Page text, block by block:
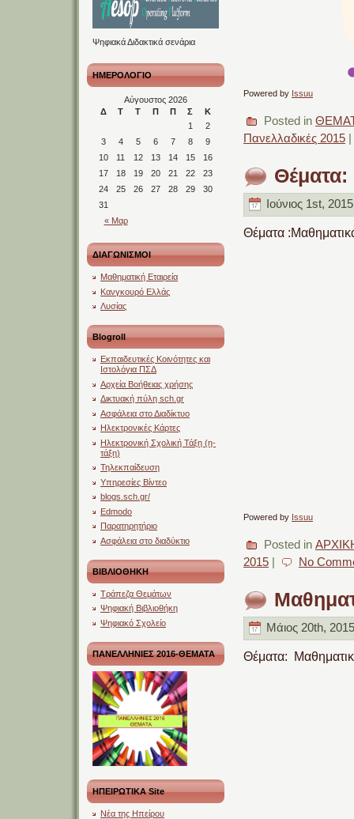
Ψηφιακά Διδακτικά σενάρια
ΗΜΕΡΟΛΟΓΙΟ
Αύγουστος 2026
Δ
Τ Τ Π Π Σ Κ
« Μαρ
1
2
3
4 5 6 7 8
9
10
11 12 13 14 15
16
17
18 19 20 21 22
23
24
25 26 27 28 29
30
31
ΔΙΑΓΩΝΙΣΜΟΙ
Μαθηματική Εταιρεία
Κανγκουρό Ελλάς
Λυσίας
Blogroll
Εκπαιδευτικές Κοινότητες και
Ιστολόγια ΠΣΔ
Αρχεία Βοήθειας χρήσης
Δικτυακή πύλη sch.gr
Ασφάλεια στο Διαδίκτυο
Ηλεκτρονικές Κάρτες
Ηλεκτρονική Σχολική Τάξη (η-
τάξη)
Τηλεκπαίδευση
Υπηρεσίες Βίντεο
blogs.sch.gr/
Edmodo
Παρατηρητήριο
Ασφάλεια στο διαδύκτιο
ΒΙΒΛΙΟΘΗΚΗ
Τράπεζα Θεμάτων
Ψηφιακή Βιβλιοθήκη
Ψηφιακό Σχολείο
ΠΑΝΕΛΛΗΝΙΕΣ 2016-ΘΕΜΑΤΑ
ΗΠΕΙΡΩΤΙΚΑ Site
Νέα της Ηπείρου
Powered by Issuu
Posted in
Πανελλαδικές 2015
Θέματα:
Ιούνιος 1st,
Θέματα
Powered by Issuu
Posted in
2015
No
Μάιος 20th,
Θέματα: